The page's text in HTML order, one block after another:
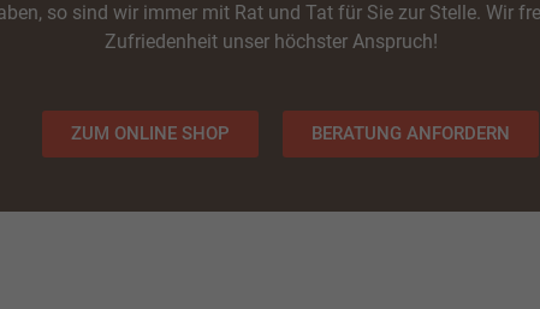
so sind wir immer mit Rat und Tat für Sie zur Stelle. Wir
Zufriedenheit unser höchster Anspruch!
ZUM ONLINE SHOP BERATUNG ANFORDERN